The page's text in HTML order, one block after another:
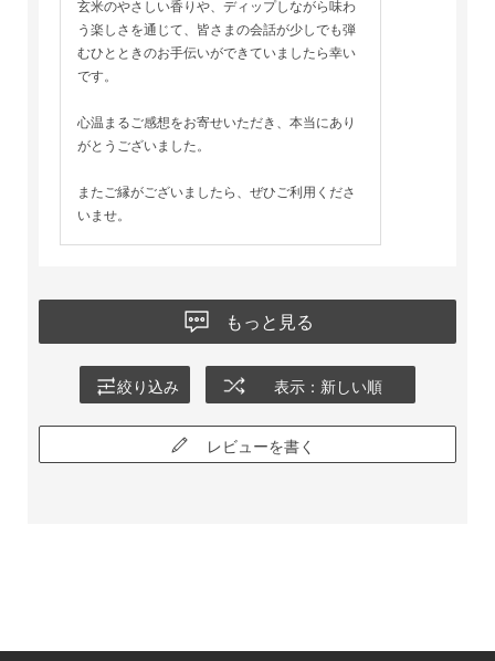
玄米のやさしい香りや、ディップしながら味わ
う楽しさを通じて、皆さまの会話が少しでも弾
むひとときのお手伝いができていましたら幸い
です。
心温まるご感想をお寄せいただき、本当にあり
がとうございました。
またご縁がございましたら、ぜひご利用くださ
いませ。
もっと見る
絞り込み 表示：新しい順
レビューを書く